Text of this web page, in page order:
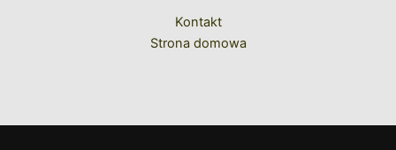
Kontakt
Strona domowa